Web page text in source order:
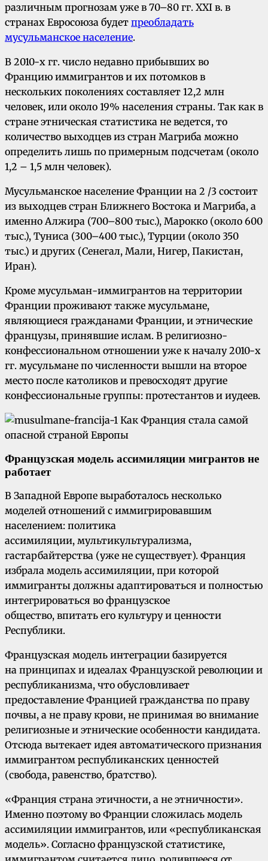
различным прогнозам уже в 70–80 гг. XXI в. в
странах Евросоюза будет преобладать
мусульманское население.
В 2010-х гг. число недавно прибывших во
Францию иммигрантов и их потомков в
нескольких поколениях составляет 12,2 млн
человек, или около 19% населения страны. Так как в
стране этническая статистика не ведется, то
количество выходцев из стран Магриба можно
определить лишь по примерным подсчетам (около
1,2 – 1,5 млн человек).
Мусульманское население Франции на 2 /3 состоит
из выходцев стран Ближнего Востока и Магриба, а
именно Алжира (700–800 тыс.), Марокко (около 600
тыс.), Туниса (300–400 тыс.), Турции (около 350
тыс.) и других (Сенегал, Мали, Нигер, Пакистан,
Иран).
Кроме мусульман-иммигрантов на территории
Франции проживают также мусульмане,
являющиеся гражданами Франции, и этнические
французы, принявшие ислам. В религиозно-
конфессиональном отношении уже к началу 2010-х
гг. мусульмане по численности вышли на второе
место после католиков и превосходят другие
конфессиональные группы: протестантов и иудеев.
Французская модель ассимиляции мигрантов не
работает
В Западной Европе выработалось несколько
моделей отношений с иммигрировавшим
населением: политика
ассимиляции, мультикультурализма,
гастарбайтерства (уже не существует). Франция
избрала модель ассимиляции, при которой
иммигранты должны адаптироваться и полностью
интегрироваться во французское
общество, впитать его культуру и ценности
Республики.
Французская модель интеграции базируется
на принципах и идеалах Французской революции и
республиканизма, что обусловливает
предоставление Францией гражданства по праву
почвы, а не праву крови, не принимая во внимание
религиозные и этнические особенности кандидата.
Отсюда вытекает идея автоматического признания
иммигрантом республиканских ценностей
(свобода, равенство, братство).
«Франция страна этичности, а не этничности».
Именно поэтому во Франции сложилась модель
ассимиляции иммигрантов, или «республиканская
модель». Согласно французской статистике,